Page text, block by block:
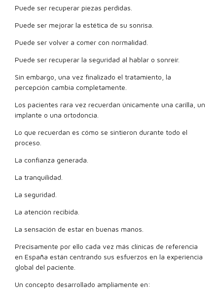
Puede ser recuperar piezas perdidas.
Puede ser mejorar la estética de su sonrisa.
Puede ser volver a comer con normalidad.
Puede ser recuperar la seguridad al hablar o sonreír.
Sin embargo, una vez finalizado el tratamiento, la
percepción cambia completamente.
Los pacientes rara vez recuerdan únicamente una carilla, un
implante o una ortodoncia.
Lo que recuerdan es cómo se sintieron durante todo el
proceso.
La confianza generada.
La tranquilidad.
La seguridad.
La atención recibida.
La sensación de estar en buenas manos.
Precisamente por ello cada vez más clínicas de referencia
en España están centrando sus esfuerzos en la experiencia
global del paciente.
Un concepto desarrollado ampliamente en: